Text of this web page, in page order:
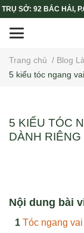
TRỤ SỞ: 92 BẮC HẢI,
Trang chủ / Blog
5 kiểu tóc ngang
5 KIỂU TÓC
DÀNH
Nội dung bài
Tóc ngang